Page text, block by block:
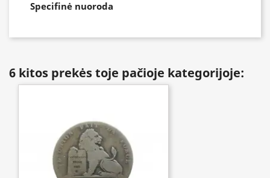
Specifinė nuoroda
6 kitos prekės toje pačioje kategorijoje: